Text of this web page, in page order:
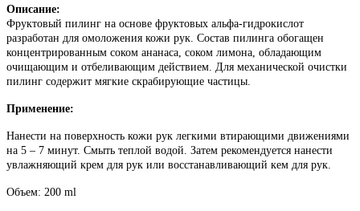
Описание:
Фруктовый пилинг на основе фруктовых альфа-гидрокислот
разработан для омоложения кожи рук. Состав пилинга обогащен
концентрированным соком ананаса, соком лимона, обладающим
очищающим и отбеливающим действием. Для механической очистки
пилинг содержит мягкие скрабирующие частицы.
Применение:
Нанести на поверхность кожи рук легкими втирающими движениями
на 5 – 7 минут. Смыть теплой водой. Затем рекомендуется нанести
увлажняющий крем для рук или восстанавливающий кем для рук.
Объем: 200 ml